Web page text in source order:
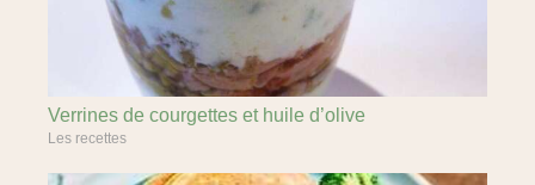
Verrines de courgettes et huile d’olive
Les recettes